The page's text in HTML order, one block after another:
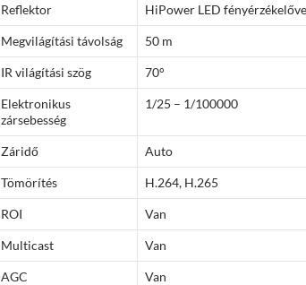
Reflektor HiPower LED
Megvilágítási távolság 50 m
IR világítási szög 70°
Elektronikus
zársebesség
1/25 – 1/100000
Záridő Auto
Tömörítés H.264, H.265
ROI Van
Multicast Van
AGC Van